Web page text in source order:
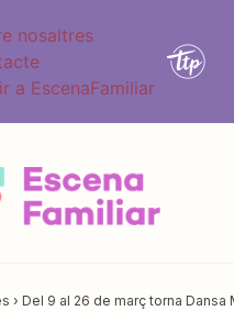
nosaltres
a EscenaFamiliar
› Del 9 al 26 de març torna Dansa